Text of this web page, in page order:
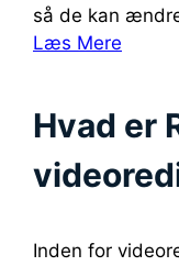
så de kan
Læs Mere
Hvad er
Inden for